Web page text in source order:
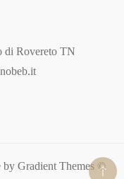
di Rovereto TN
by Gradient Themes ©